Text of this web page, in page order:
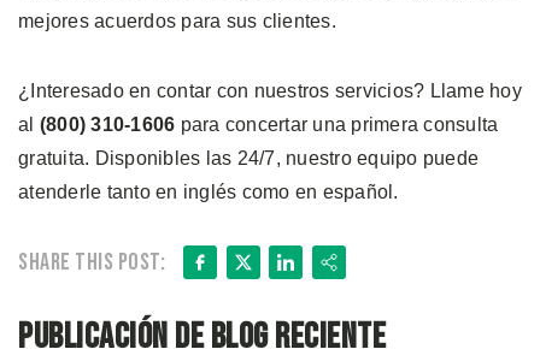
mejores acuerdos para sus clientes.
¿Interesado en contar con nuestros servicios? Llame hoy
al (800) 310-1606 para concertar una primera consulta
gratuita. Disponibles las 24/7, nuestro equipo puede
atenderle tanto en inglés como en español.
Share this post: Facebook
X LinkedIn
Share
Publicación de blog reciente